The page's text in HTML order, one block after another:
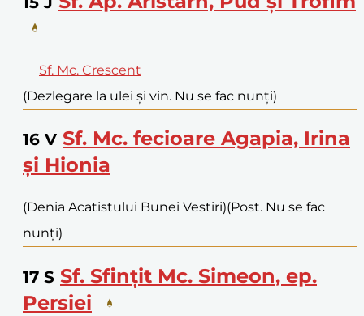
Sf. Mc. Crescent
(Dezlegare la ulei și vin. Nu se fac nunți)
16 V Sf. Mc. fecioare Agapia, Irina
și Hionia
(Denia Acatistului Bunei Vestiri)(Post. Nu se fac
nunți)
17 S Sf. Sfințit Mc. Simeon, ep.
Persiei